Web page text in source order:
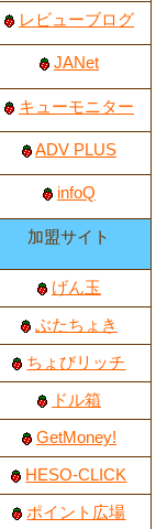
レビューブログ
JANet
キューモニター
ADV PLUS
infoQ
加盟サイト
げん玉
ぶたちょき
ちょびリッチ
ドル箱
GetMoney!
HESO-CLICK
ポイント広場